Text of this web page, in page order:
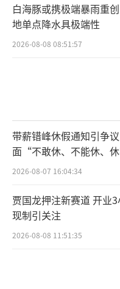
白海豚或携极端暴雨重
地单点降水具极端性
2026-08-08 08:51:57
带薪错峰休假通知引争
面“不敢休、不能休、
2026-08-07 16:04:34
贾国龙押注新赛道 开业
现制引关注
2026-08-08 11:51:35